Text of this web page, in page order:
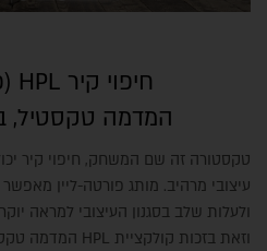
חיפוי קיר HPL (פורמייקה)
המדמה טקסטיל,
טקסטורה זה שם המשחק, חיפוי קיר
עיצובי מרהיב. מותג פורטה-ליין
ולעלות שלב בסגנון העיצובי למראה
וזאת בזכות קולקציית HPL המדמה טקסטיל, בטון ומתכות.